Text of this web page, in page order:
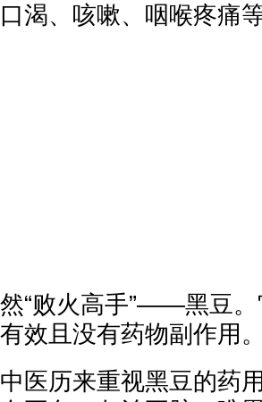
口渴、咳嗽、咽喉疼痛等
然“败火高手”——黑豆
有效且没有药物副作用。
中医历来重视黑豆的药